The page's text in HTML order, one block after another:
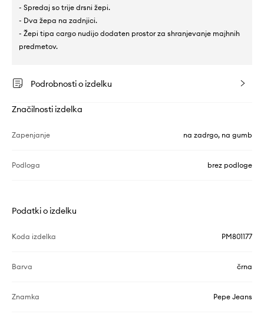
- Spredaj so trije drsni žepi.
- Dva žepa na zadnjici.
- Žepi tipa cargo nudijo dodaten prostor za shranjevanje majhnih
predmetov.
Podrobnosti o izdelku
Značilnosti izdelka
Zapenjanje na zadrgo, na gumb
Podloga brez podloge
Podatki o izdelku
Koda izdelka PM801177
Barva črna
Znamka Pepe Jeans